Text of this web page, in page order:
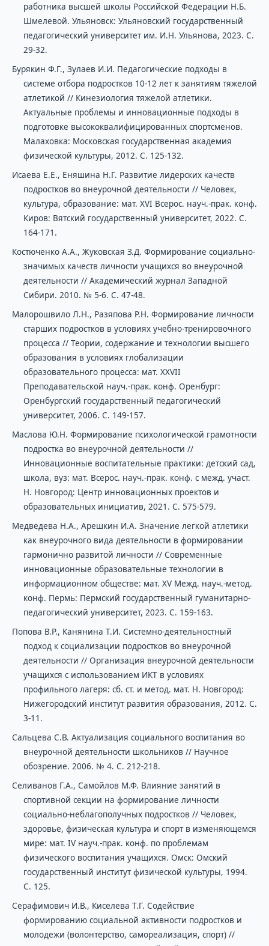
работника высшей школы Российской Федерации Н.Б.
Шмелевой. Ульяновск: Ульяновский государственный
педагогический университет им. И.Н. Ульянова, 2023. С.
29-32.
Бурякин Ф.Г., Зулаев И.И. Педагогические подходы в
системе отбора подростков 10-12 лет к занятиям тяжелой
атлетикой // Кинезиология тяжелой атлетики.
Актуальные проблемы и инновационные подходы в
подготовке высококвалифицированных спортсменов.
Малаховка: Московская государственная академия
физической культуры, 2012. С. 125-132.
Исаева Е.Е., Еняшина Н.Г. Развитие лидерских качеств
подростков во внеурочной деятельности // Человек,
культура, образование: мат. XVI Всерос. науч.-прак. конф.
Киров: Вятский государственный университет, 2022. С.
164-171.
Костюченко А.А., Жуковская З.Д. Формирование социально-
значимых качеств личности учащихся во внеурочной
деятельности // Академический журнал Западной
Сибири. 2010. № 5-6. С. 47-48.
Малорошвило Л.Н., Разяпова Р.Н. Формирование личности
старших подростков в условиях учебно-тренировочного
процесса // Теории, содержание и технологии высшего
образования в условиях глобализации
образовательного процесса: мат. ХХVII
Преподавательской науч.-прак. конф. Оренбург:
Оренбургский государственный педагогический
университет, 2006. С. 149-157.
Маслова Ю.Н. Формирование психологической грамотности
подростка во внеурочной деятельности //
Инновационные воспитательные практики: детский сад,
школа, вуз: мат. Всерос. науч.-прак. конф. с межд. участ.
Н. Новгород: Центр инновационных проектов и
образовательных инициатив, 2021. С. 575-579.
Медведева Н.А., Арешкин И.А. Значение легкой атлетики
как внеурочного вида деятельности в формировании
гармонично развитой личности // Современные
инновационные образовательные технологии в
информационном обществе: мат. XV Межд. науч.-метод.
конф. Пермь: Пермский государственный гуманитарно-
педагогический университет, 2023. С. 159-163.
Попова В.Р., Канянина Т.И. Системно-деятельностный
подход к социализации подростков во внеурочной
деятельности // Организация внеурочной деятельности
учащихся с использованием ИКТ в условиях
профильного лагеря: сб. ст. и метод. мат. Н. Новгород:
Нижегородский институт развития образования, 2012. С.
3-11.
Сальцева С.В. Актуализация социального воспитания во
внеурочной деятельности школьников // Научное
обозрение. 2006. № 4. С. 212-218.
Селиванов Г.А., Самойлов М.Ф. Влияние занятий в
спортивной секции на формирование личности
социально-неблагополучных подростков // Человек,
здоровье, физическая культура и спорт в изменяющемся
мире: мат. IV науч.-прак. конф. по проблемам
физического воспитания учащихся. Омск: Омский
государственный институт физической культуры, 1994.
С. 125.
Серафимович И.В., Киселева Т.Г. Содействие
формированию социальной активности подростков и
молодежи (волонтерство, самореализация, спорт) //